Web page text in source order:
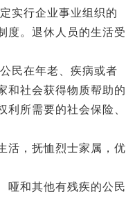
行企业事业组织的
度。退休人员的生活受
在年老、疾病或者
和社会获得物质帮助的
利所需要的社会保险、
，抚恤烈士家属，优
和其他有残疾的公民